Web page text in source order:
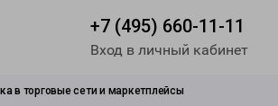
+7 (495) 660-11-11
Вход в личный кабинет
в торговые сети и маркетплейсы